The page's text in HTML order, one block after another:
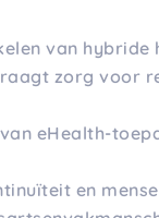
van hybride
zorg voor
eHealth-
en